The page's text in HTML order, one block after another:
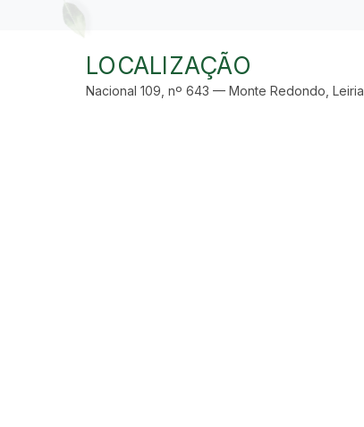
LOCALIZAÇÃO
Nacional 109, nº 643 — Monte Redondo, Leiria